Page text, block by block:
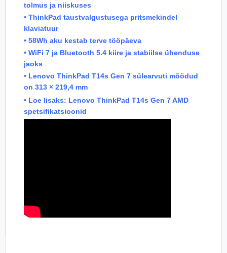
tolmus ja niiskuses
• ThinkPad taustvalgustusega pritsmekindel
klaviatuur
• 58Wh aku kestab terve tööpäeva
• WiFi 7 ja Bluetooth 5.4 kiire ja stabiilse ühenduse
jaoks
• Lenovo ThinkPad T14s Gen 7 sülearvuti mõõdud
on 313 × 219,4 mm
• Loe lisaks: Lenovo ThinkPad T14s Gen 7 AMD
spetsifikatsioonid